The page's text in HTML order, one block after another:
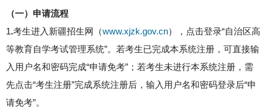
（一）申请流程
1.考生进入新疆招生网（www.xjzk.gov.cn），点击登录“自治区高
等教育自学考试管理系统”。若考生已完成本系统注册，可直接输
入用户名和密码完成“申请免考”；若考生未进行本系统注册，需
先点击“考生注册”完成系统注册后，输入用户名和密码登录后“申
请免考”。